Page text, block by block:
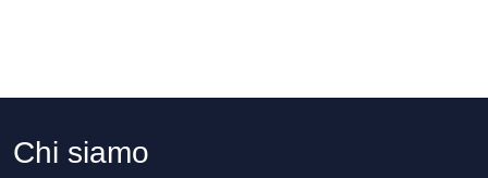
Chi siamo